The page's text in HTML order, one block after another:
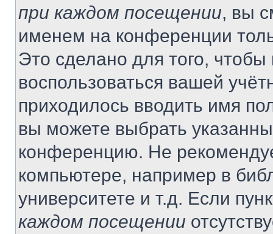
при каждом посещении, вы
именем на конференции
Это сделано для того, чтобы
воспользоваться вашей
приходилось вводить имя
вы можете выбрать
конференцию. Не
компьютере, например в
университете и т.д. Если
каждом посещении